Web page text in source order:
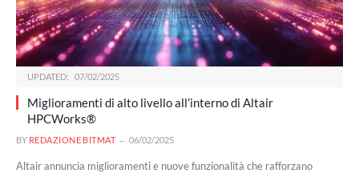
UPDATED: 07/02/2025
Miglioramenti di alto livello all’interno di Altair
HPCWorks®
BY REDAZIONE BITMAT 06/02/2025
Altair annuncia miglioramenti e nuove funzionalità che rafforzano